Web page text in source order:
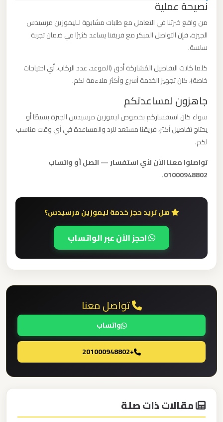
نصيحة عملية
من واقع خبرتنا في التعامل مع طلبات مشابهة لـليموزين مرسيدس
الجيزة، فإن التواصل المبكر مع فريقنا يساعد كثيرًا في ضمان تجربة
سلسة.
كلما كانت التفاصيل المُشاركة أدق (الموعد، عدد الركاب، أي احتياجات
خاصة)، كان تجهيز الخدمة أسرع وأكثر ملاءمة لكم.
جاهزون لمساعدتكم
سواء كان استفساركم بخصوص ليموزين مرسيدس الجيزة بسيطًا أو
يحتاج تفاصيل أكثر، فريقنا مستعد للرد والمساعدة في أي وقت مناسب
لكم.
تواصلوا معنا الآن لأي استفسار — اتصل أو واتساب
01000948802.
هل تريد حجز خدمة ليموزين مرسيدس؟
احجز الآن عبر الواتساب
تواصل معنا
واتساب
+201000948802
مقالات ذات صلة
ليموزين
مطار
مرسي
مطروح
ليموزين
الشيخ
ليموزين
مطار
سفنكس
ليموزين
والإسكندرية
ليموزين
العرب
مرسي
مطروح
ليموزين